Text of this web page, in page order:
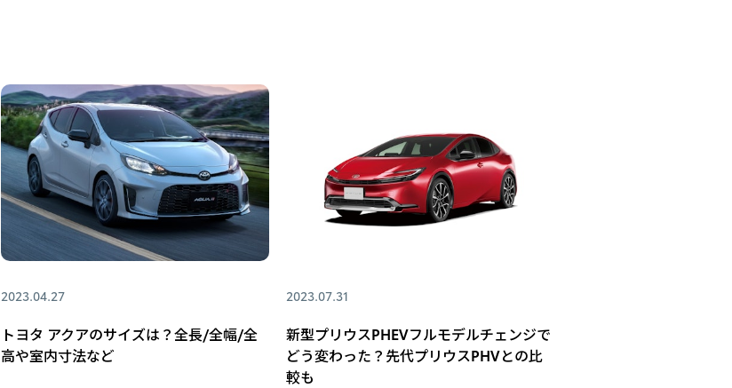
2023.04.27
トヨタ アクアのサイズは？全長/全幅/全
高や室内寸法など
2023.07.31
新型プリウスPHEVフルモデルチェンジで
どう変わった？先代プリウスPHVとの比
較も